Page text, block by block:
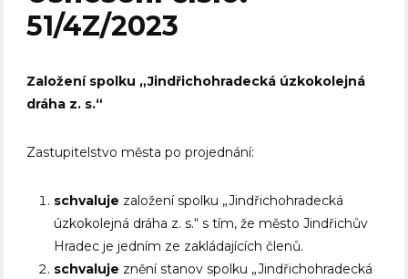
51/4Z/2023
Založení spolku „Jindřichohradecká úzkokolejná
dráha z. s.“
Zastupitelstvo města po projednání:
schvaluje založení spolku „Jindřichohradecká
úzkokolejná dráha z. s.“ s tím, že město Jindřichův
Hradec je jedním ze zakládajících členů.
schvaluje znění stanov spolku „Jindřichohradecká